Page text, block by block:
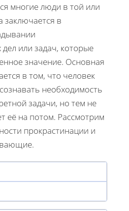
многие люди в той или
заключается в
или задач, которые
значение. Основная
в том, что человек
необходимость
задачи, но тем не
её на потом. Рассмотрим
прокрастинации и